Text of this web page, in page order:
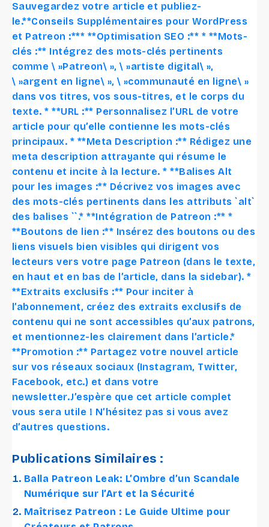
Sauvegardez votre article et publiez-
le.**Conseils Supplémentaires pour WordPress
et Patreon :*** **Optimisation SEO :** * **Mots-
clés :** Intégrez des mots-clés pertinents
comme \ »Patreon\ », \ »artiste digital\ »,
\ »argent en ligne\ », \ »communauté en ligne\ »
dans vos titres, vos sous-titres, et le corps du
texte. * **URL :** Personnalisez l’URL de votre
article pour qu’elle contienne les mots-clés
principaux. * **Meta Description :** Rédigez une
meta description attrayante qui résume le
contenu et incite à la lecture. * **Balises Alt
pour les images :** Décrivez vos images avec
des mots-clés pertinents dans les attributs `alt`
des balises ``.* **Intégration de Patreon :** *
**Boutons de lien :** Insérez des boutons ou des
liens visuels bien visibles qui dirigent vos
lecteurs vers votre page Patreon (dans le texte,
en haut et en bas de l’article, dans la sidebar). *
**Extraits exclusifs :** Pour inciter à
l’abonnement, créez des extraits exclusifs de
contenu qui ne sont accessibles qu’aux patrons,
et mentionnez-les clairement dans l’article.*
**Promotion :** Partagez votre nouvel article
sur vos réseaux sociaux (Instagram, Twitter,
Facebook, etc.) et dans votre
newsletter.J’espère que cet article complet
vous sera utile ! N’hésitez pas si vous avez
d’autres questions.
Publications Similaires :
Balla Patreon Leak: L’Ombre d’un Scandale
Numérique sur l’Art et la Sécurité
Maîtrisez Patreon : Le Guide Ultime pour